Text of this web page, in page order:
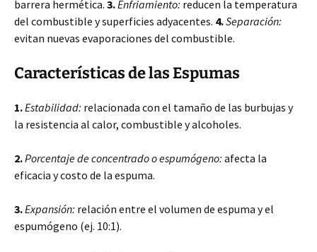
barrera hermética. 3.Enfriamiento: reducen la temperatura
del combustible y superficies adyacentes. 4.Separación:
evitan nuevas evaporaciones del combustible.
Características de las Espumas
1.Estabilidad: relacionada con el tamaño de las burbujas y
la resistencia al calor, combustible y alcoholes.
2.Porcentaje de concentrado o espumógeno: afecta la
eficacia y costo de la espuma.
3.Expansión: relación entre el volumen de espuma y el
espumógeno (ej. 10:1).